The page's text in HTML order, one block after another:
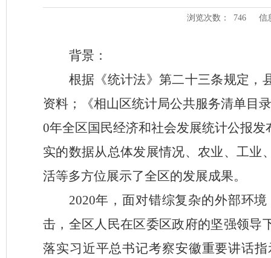
浏览次数： 746 信
背景：
根据《统计法》第二十三条规定，
资料；《相山区统计局公共服务清单目
0年全区国民经济和社会发展统计公报
实的数据从总体发展情况、农业、工业
活等多方位展示了全区的发展成果。
2020年，面对错综复杂的外部环
击， 全区人民在区委区政府的坚强领导
落实习近平总书记考察安徽重要讲话